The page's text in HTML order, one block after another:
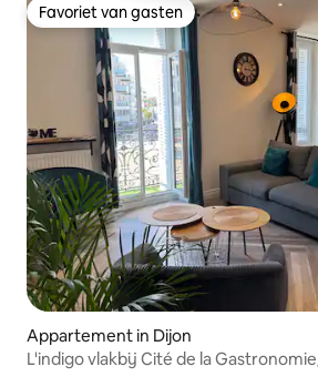
Favoriet van gasten
Favoriet van gasten
Appartement in Dijon
L'indigo vlakbij Cité de la